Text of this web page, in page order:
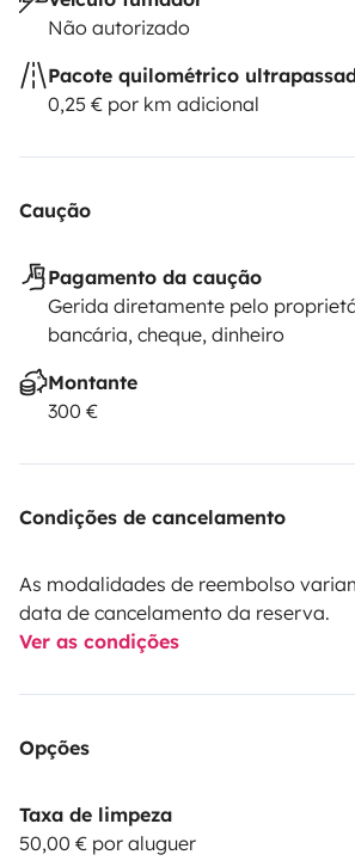
Não autorizado
Pacote quilométrico
0,25 € por km adicional
Caução
Pagamento da caução
Gerida diretamente pelo
bancária, cheque, dinheiro
Montante
300 €
Condições de cancelamento
As modalidades de reembolso
data de cancelamento da reserva.
Ver as condições
Opções
Taxa de limpeza
50,00 € por aluguer